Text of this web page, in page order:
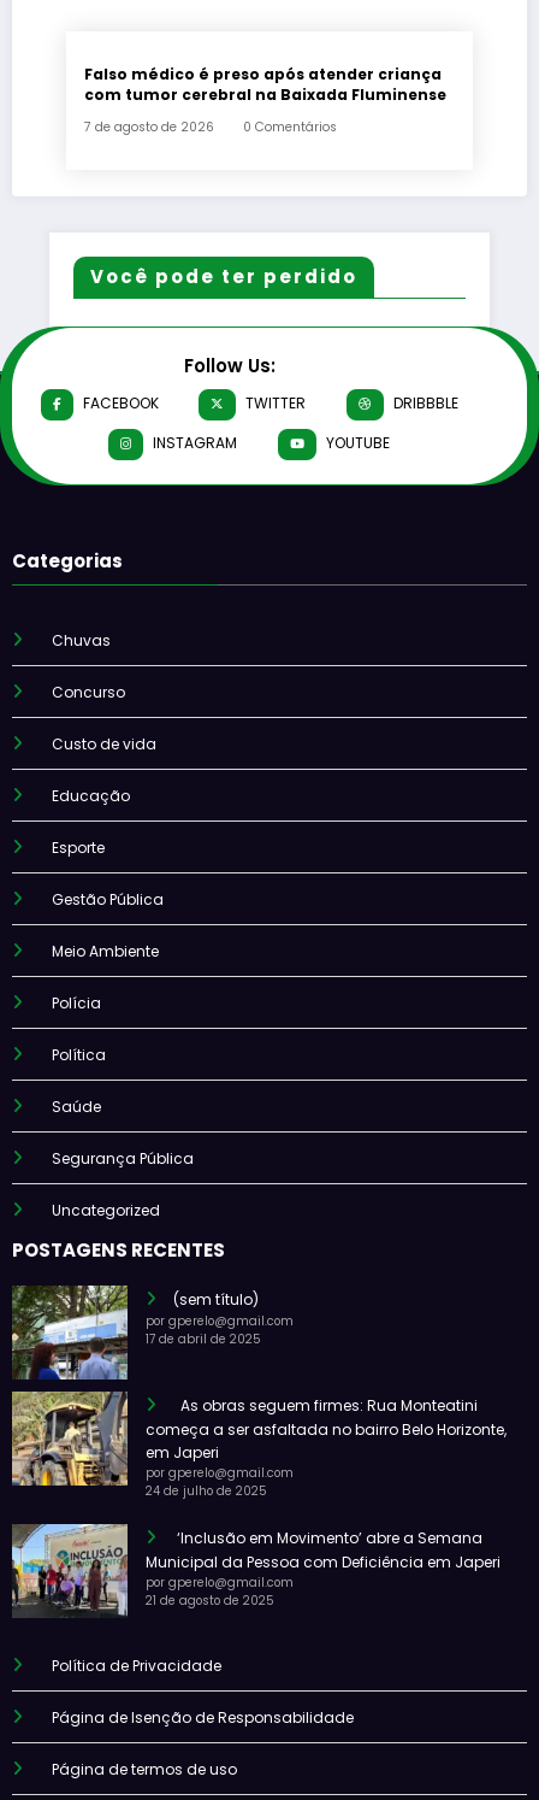
Falso médico é preso após atender criança
com tumor cerebral na Baixada Fluminense
7 de agosto de 2026 0 Comentários
Você pode ter perdido
Follow Us:
FACEBOOK TWITTER
DRIBBBLE
INSTAGRAM
YOUTUBE
Categorias
Chuvas
Concurso
Custo de vida
Educação
Esporte
Gestão Pública
Meio Ambiente
Polícia
Política
Saúde
Segurança Pública
Uncategorized
POSTAGENS RECENTES
(sem título)
por gperelo@gmail.com
17 de abril de 2025
As obras seguem firmes: Rua Monteatini
começa a ser asfaltada no bairro Belo Horizonte,
em Japeri
por gperelo@gmail.com
24 de julho de 2025
‘Inclusão em Movimento’ abre a Semana
Municipal da Pessoa com Deficiência em Japeri
por gperelo@gmail.com
21 de agosto de 2025
Política de Privacidade
Página de Isenção de Responsabilidade
Página de termos de uso